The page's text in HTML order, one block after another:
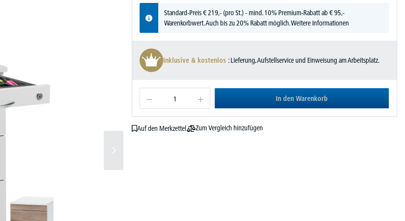
Standard-Preis€219,-(pro St.) - mind. 10% Premium-Rabatt ab € 95,-
Warenkorbwert. Auch bis zu 20% Rabatt möglich.Weitere Informationen
Inklusive & kostenlos : Lieferung, Aufstellservice und Einweisung am Arbeitsplatz.
In den Warenkorb
Auf den Merkzettel Zum Vergleich hinzufügen